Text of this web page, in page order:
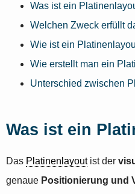
Was ist ein
Welchen Zweck erfüllt
Wie ist ein
Wie erstellt man ein
Unterschied zwischen
Was ist ein
Das Platinenlayoutist der
genaue Positionierung und